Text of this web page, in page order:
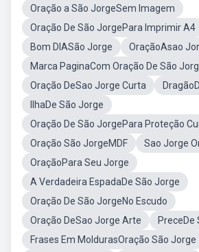
Oração a São JorgeSem Imagem
Oração De São JorgePara Imprimir A4
Bom DIASão Jorge
OraçãoAsao
Marca PaginaCom Oração De São
Oração DeSao Jorge Curta
IlhaDe São Jorge
Oração De São JorgePara Proteção
Oração São JorgeMDF
Sao Jorge
OraçãoPara Seu Jorge
A Verdadeira EspadaDe São Jorge
Oração De São JorgeNo Escudo
Oração DeSao Jorge Arte
PreceDe
Frases Em MoldurasOração São Jorge